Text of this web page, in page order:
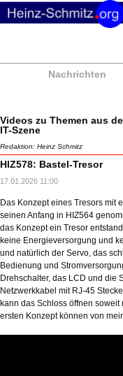
Nachrichten
Videos zu Themen aus
IT-Szene
Redaktion: Heinz Schmitz
HIZ578: Bastel-Tresor
17.01.2026 11:00
Das Konzept eines Tresors mit
seinen Anfang in HIZ564
das Konzept ein Tresor
keine Energieversorgung und
und natürlich der Servo, das
Bedienung und
Drehschalter, das LCD und die
Netzwerkkabel mit RJ-45
kann das Schloss öffnen
ersten Konzept können von